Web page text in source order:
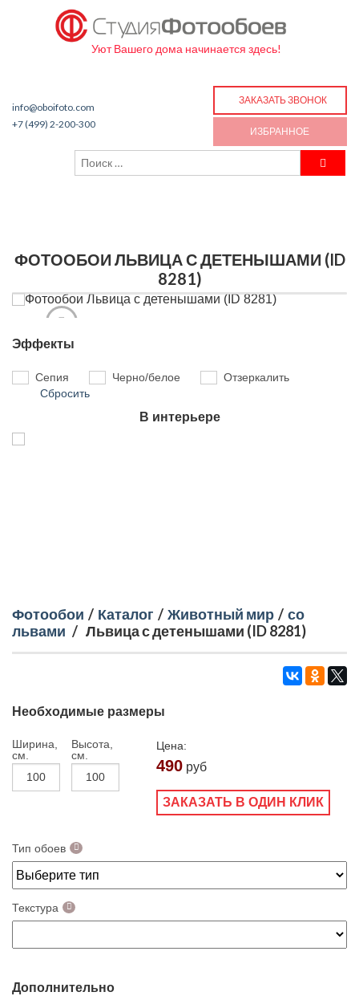
Уют Вашего дома начинается здесь!
info@oboifoto.com
+7 (499) 2-200-300
ЗАКАЗАТЬ ЗВОНОК
ИЗБРАННОЕ
ФОТООБОИ ЛЬВИЦА С ДЕТЕНЫШАМИ (ID
8281)
Эффекты
Сепия Черно/белое
Отзеркалить
Сбросить
В интерьере
Фотообои / Каталог / Животный мир / со
львами / Львица с детенышами (ID 8281)
Необходимые размеры
Ширина,
см.
Высота,
см.
Цена:
490 руб
ЗАКАЗАТЬ В ОДИН КЛИК
Тип обоев
Текстура
Дополнительно